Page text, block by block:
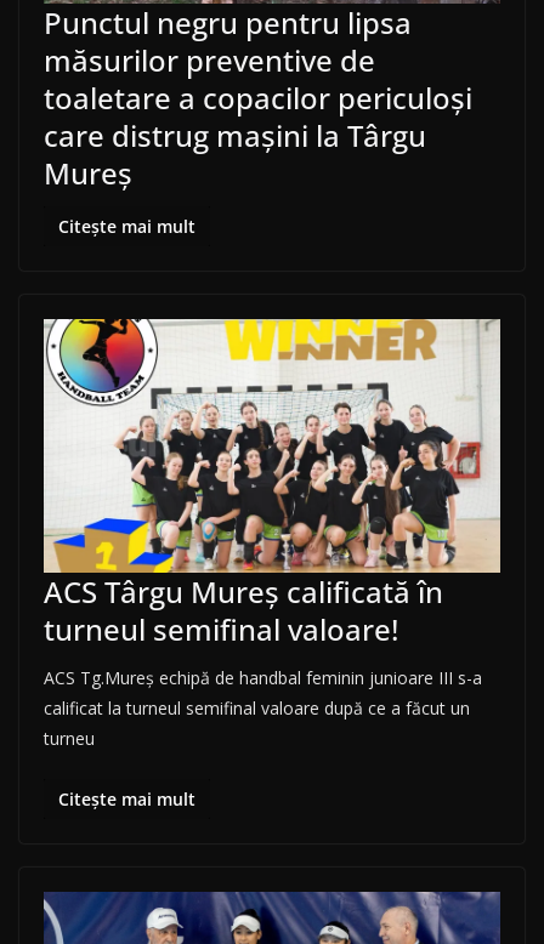
Punctul negru pentru lipsa
măsurilor preventive de
toaletare a copacilor periculoși
care distrug mașini la Târgu
Mureș
Citește mai mult
ACS Târgu Mureș calificată în
turneul semifinal valoare!
ACS Tg.Mureș echipă de handbal feminin junioare III s-a
calificat la turneul semifinal valoare după ce a făcut un
turneu
Citește mai mult